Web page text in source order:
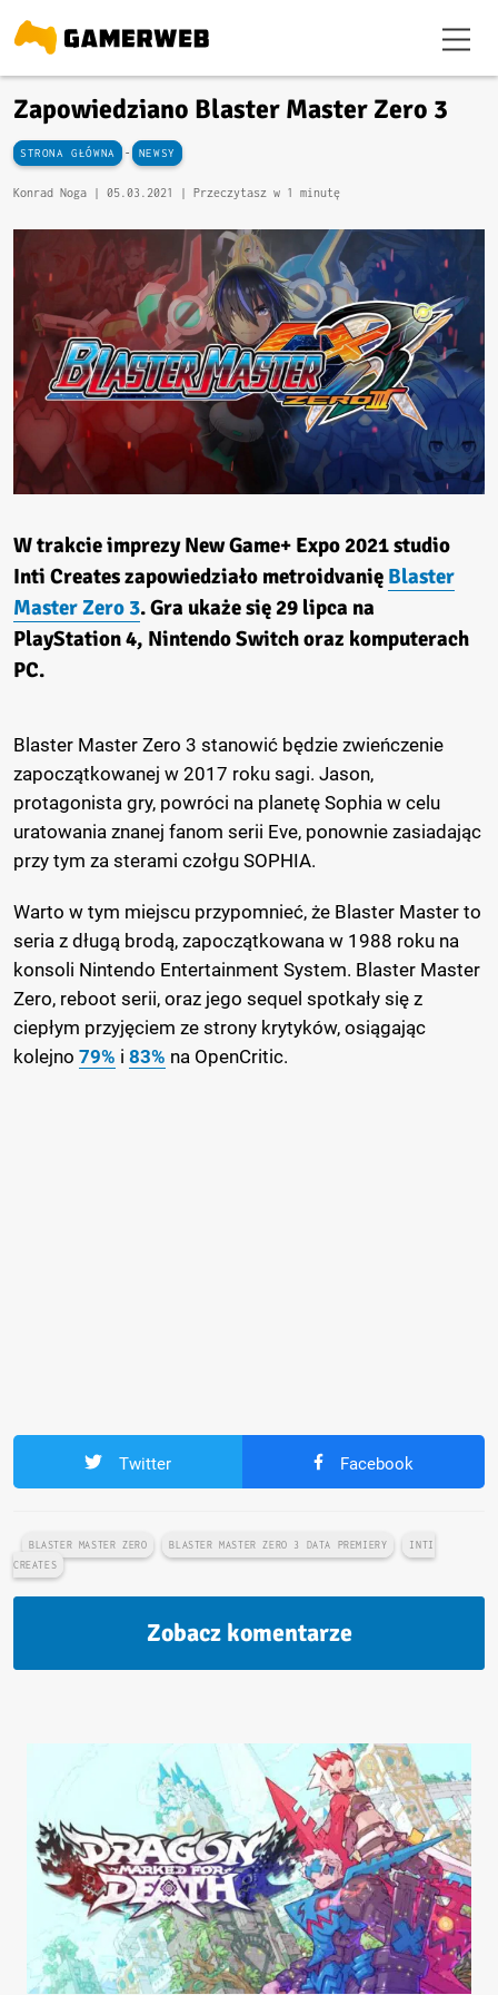
Zapowiedziano Blaster Master Zero 3
STRONA GŁÓWNA - NEWSY
Konrad Noga | 05.03.2021 | Przeczytasz w 1 minutę
W trakcie imprezy New Game+ Expo 2021 studio
Inti Creates zapowiedziało metroidvanię Blaster
Master Zero 3. Gra ukaże się 29 lipca na
PlayStation 4, Nintendo Switch oraz komputerach
PC.
Blaster Master Zero 3 stanowić będzie zwieńczenie
zapoczątkowanej w 2017 roku sagi. Jason,
protagonista gry, powróci na planetę Sophia w celu
uratowania znanej fanom serii Eve, ponownie zasiadając
przy tym za sterami czołgu SOPHIA.
Warto w tym miejscu przypomnieć, że Blaster Master to
seria z długą brodą, zapoczątkowana w 1988 roku na
konsoli Nintendo Entertainment System. Blaster Master
Zero, reboot serii, oraz jego sequel spotkały się z
ciepłym przyjęciem ze strony krytyków, osiągając
kolejno 79% i 83% na OpenCritic.
Twitter Facebook
BLASTER MASTER ZERO BLASTER MASTER ZERO 3 DATA PREMIERY
INTI
CREATES
Zobacz komentarze